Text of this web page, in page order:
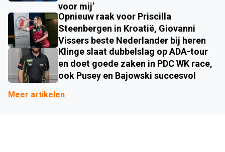
voor mij’
Opnieuw raak voor Priscilla
Steenbergen in Kroatië, Giovanni
Vissers beste Nederlander bij heren
Klinge slaat dubbelslag op ADA-tour
en doet goede zaken in PDC WK race,
ook Pusey en Bajowski succesvol
Meer artikelen